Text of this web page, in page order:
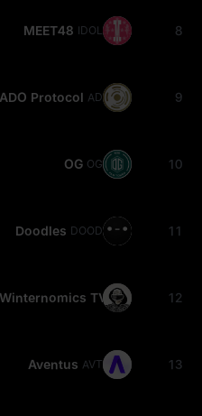
8
MEET48 IDOL
9
ADO Protocol ADO
10
OG OG
11
Doodles DOOD
12
Winternomics TV WNTV
13
Aventus AVT